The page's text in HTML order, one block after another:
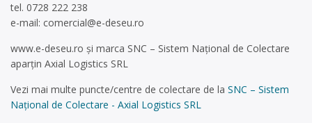
tel. 0728 222 238
e-mail: comercial@e-deseu.ro
www.e-deseu.ro și marca SNC – Sistem Național de Colectare
aparțin Axial Logistics SRL
Vezi mai multe puncte/centre de colectare de la SNC – Sistem
Național de Colectare - Axial Logistics SRL